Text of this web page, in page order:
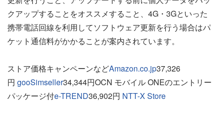
クアップすることをオススメすること、4G・3Gといった
携帯電話回線を利用してソフトウェア更新を行う場合はパ
ケット通信料がかかることが案内されています。
ストア価格キャンペーンなどAmazon.co.jp37,326
円 gooSimseller34,344円OCN モバイル ONEのエントリー
パッケージ付e-TREND36,902円 NTT-X Store